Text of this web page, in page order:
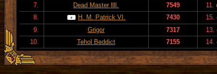
7.
Dead Master llll. 7549
11.
8.
H. M. Patrick VI. 7430
15.
9.
Grigor 7317
13.
10.
Tehol Beddict 7155 14.